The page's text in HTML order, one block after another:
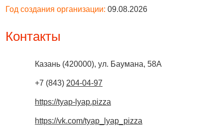
Год создания организации: 09.08.2026
Контакты
Казань (420000), ул. Баумана, 58А
+7 (843) 204-04-97
https://tyap-lyap.pizza
https://vk.com/tyap_lyap_pizza